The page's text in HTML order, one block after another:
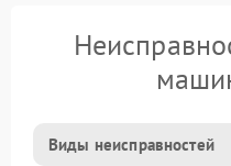
Виды неисправностей